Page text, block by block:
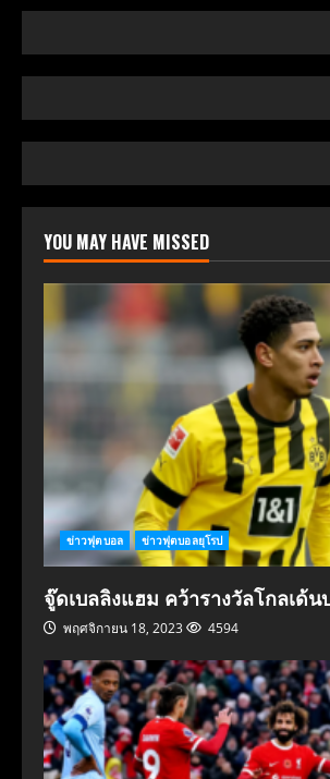
YOU MAY HAVE MISSED
ข่าวฟุตบอล ข่าวฟุตบอลยุโรป
จู๊ดเบลลิงแฮม คว้ารางวัลโกลเด้น
พฤศจิกายน 18, 2023 4594